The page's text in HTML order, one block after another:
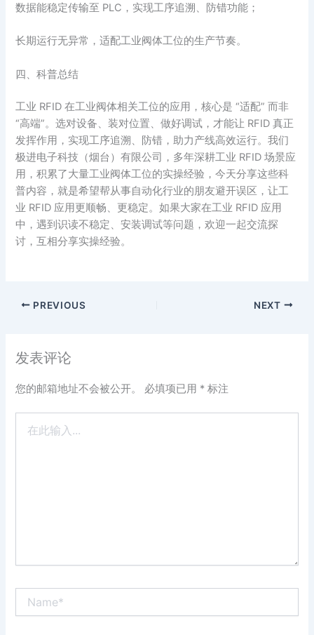
数据能稳定传输至 PLC，实现工序追溯、防错功能；
长期运行无异常，适配工业阀体工位的生产节奏。
四、科普总结
工业 RFID 在工业阀体相关工位的应用，核心是 “适配” 而非
“高端”。选对设备、装对位置、做好调试，才能让 RFID 真正
发挥作用，实现工序追溯、防错，助力产线高效运行。我们
极进电子科技（烟台）有限公司，多年深耕工业 RFID 场景应
用，积累了大量工业阀体工位的实操经验，今天分享这些科
普内容，就是希望帮从事自动化行业的朋友避开误区，让工
业 RFID 应用更顺畅、更稳定。如果大家在工业 RFID 应用
中，遇到识读不稳定、安装调试等问题，欢迎一起交流探
讨，互相分享实操经验。
PREVIOUS NEXT
发表评论
您的邮箱地址不会被公开。 必填项已用 * 标注